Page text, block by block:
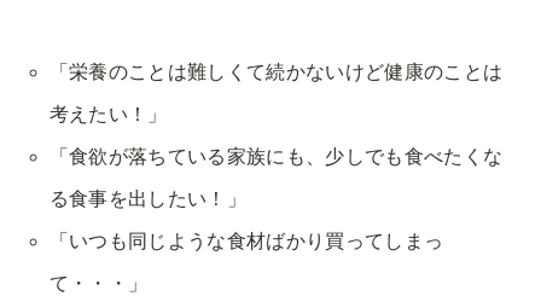
「栄養のことは難しくて続かないけど健康のことは
考えたい！」
「食欲が落ちている家族にも、少しでも食べたくな
る食事を出したい！ 」
「いつも同じような食材ばかり買ってしまっ
て・・・」